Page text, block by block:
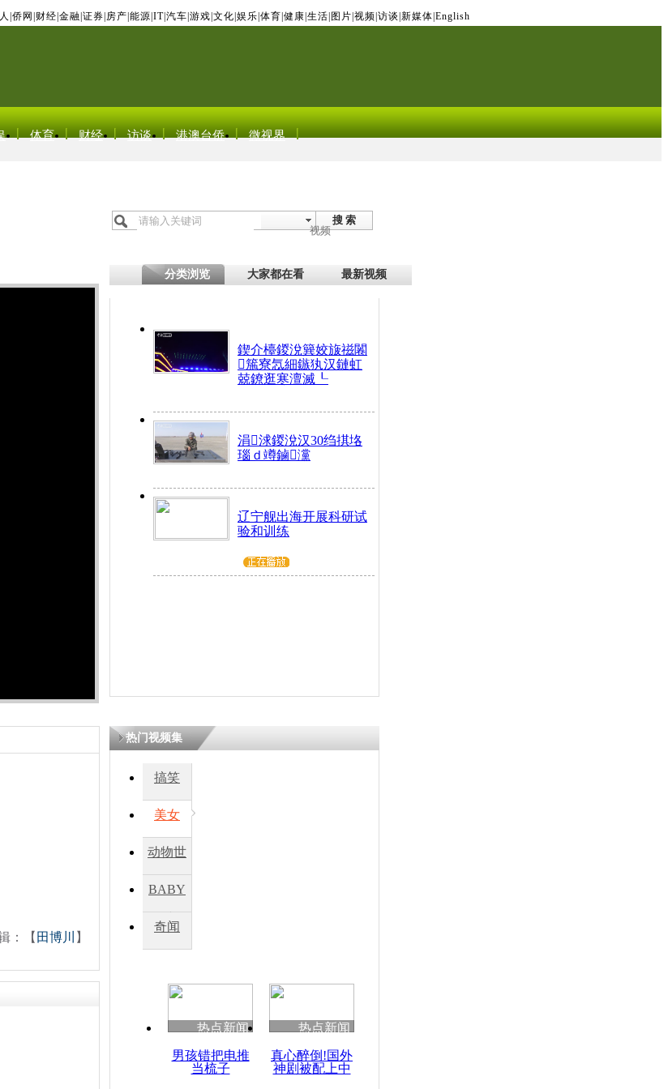
侨网 财经 金融 证券 房产 能源 IT| 汽车 游戏 文化 娱乐 体育 健康 生活 图片 视频 访谈 新媒体 English
体育 财经 访谈 港澳台侨 微视界
搜 索
视频
分类浏览 大家都在看 最新视频
鍥介檯鍐涗簨姣旇禌闂
箷寮忥細鏃犱汉鏈虹
兢鐐逛寒澶滅┖
涓浗鍐涗汉30绉掑垎
瑙ｄ竴鏀灙
辽宁舰出海开展科研试
验和训练
：【 田博川 】
热门视频集
搞笑
美女
动物世
BABY
秀
奇闻
热点新闻
男孩错把电推
当梳子
热点新闻
真心醉倒!国外
神剧被配上中